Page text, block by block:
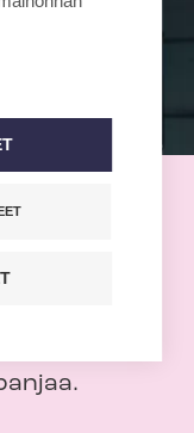
seurauksiin.